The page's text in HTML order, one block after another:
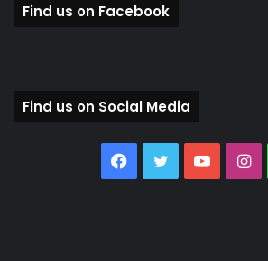
Find us on Facebook
Find us on Social Media
Facebook
TwitterYouTube